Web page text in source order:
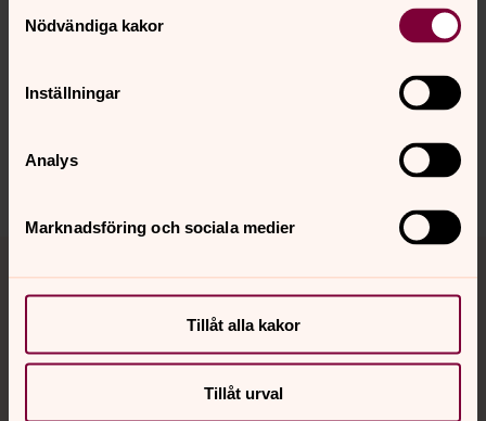
Nödvändiga kakor
Inställningar
Analys
Marknadsföring och sociala medier
Tillåt alla kakor
Tillåt urval
Senast ändrad 17 juni 2026
Synpunkter eller frågor på sidans
danmark-funbo.forsamling@svenskakyrkan.se
Kontakt